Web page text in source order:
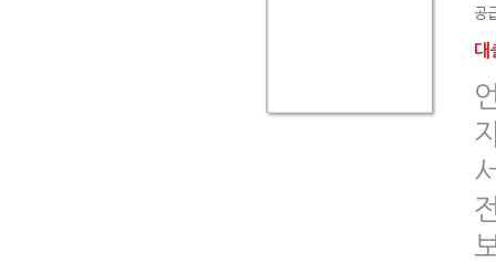
공
대